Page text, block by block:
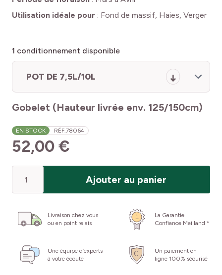
Utilisation idéale pour : Fond de massif, Haies, Verger
1 conditionnement disponible
POT DE 7,5L/10L
Gobelet (Hauteur livrée env. 125/150cm)
EN STOCK RÉF.78064
52,00 €
Ajouter au panier
Livraison chez vous
ou en point relais
La Garantie
Confiance Meilland *
Une équipe d’experts
à votre écoute
Un paiement en
ligne 100% sécurisé